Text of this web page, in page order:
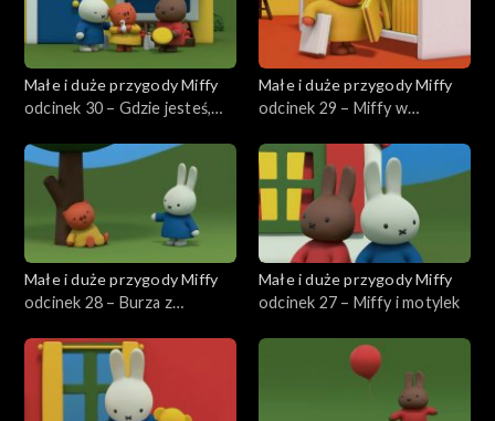
Małe i duże przygody Miffy
odcinek 30 – Gdzie jesteś,
Małe i duże przygody Miffy
odcinek 29 – Miffy w
Małe i duże przygody Miffy
odcinek 28 – Burza z
Małe i duże przygody Miffy
odcinek 27 – Miffy i motylek